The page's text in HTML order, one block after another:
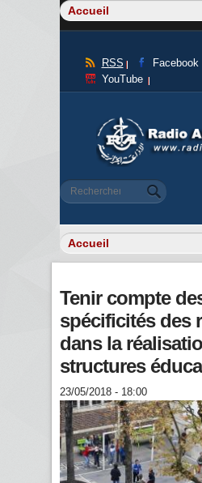
RSS Facebook
YouTube
Formulaire de
Rechercher
Tenir compte
spécificités des
dans la
structures
23/05/2018 - 18:00